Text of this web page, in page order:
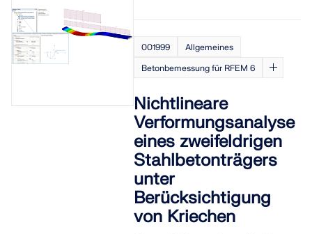
001999
Allgemeines
Betonbemessung für RFEM 6
Nichtlineare
Verformungsanalyse
eines zweifeldrigen
Stahlbetonträgers
unter
Berücksichtigung
von Kriechen